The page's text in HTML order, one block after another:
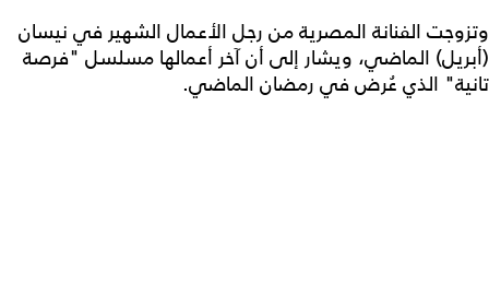
وتزوجت الفنانة المصرية من رجل الأعمال الشهير في نيسان
(أبريل) الماضي، ويشار إلى أن آخر أعمالها مسلسل "فرصة
تانية" الذي عُرض في رمضان الماضي.